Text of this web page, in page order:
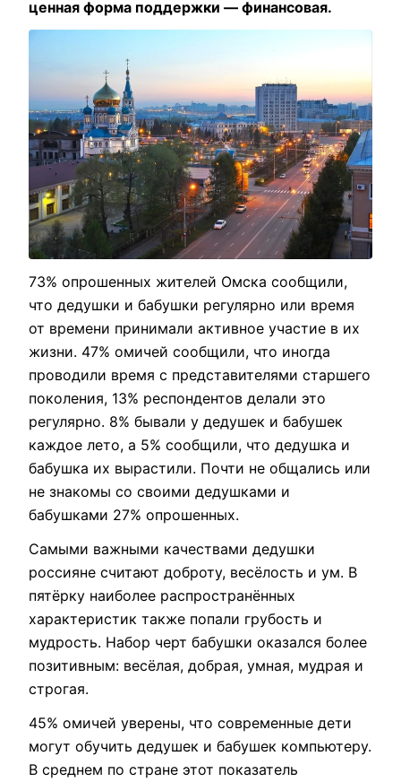
ценная форма поддержки — финансовая.
73% опрошенных жителей Омска сообщили,
что дедушки и бабушки регулярно или время
от времени принимали активное участие в их
жизни. 47% омичей сообщили, что иногда
проводили время с представителями старшего
поколения, 13% респондентов делали это
регулярно. 8% бывали у дедушек и бабушек
каждое лето, а 5% сообщили, что дедушка и
бабушка их вырастили. Почти не общались или
не знакомы со своими дедушками и
бабушками 27% опрошенных.
Самыми важными качествами дедушки
россияне считают доброту, весёлость и ум. В
пятёрку наиболее распространённых
характеристик также попали грубость и
мудрость. Набор черт бабушки оказался более
позитивным: весёлая, добрая, умная, мудрая и
строгая.
45% омичей уверены, что современные дети
могут обучить дедушек и бабушек компьютеру.
В среднем по стране этот показатель